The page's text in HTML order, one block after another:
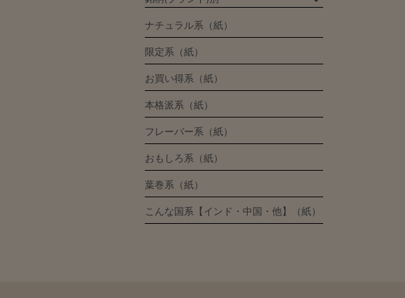
ナチュラル系（紙）
限定系（紙）
お買い得系（紙）
本格派系（紙）
フレーバー系（紙）
おもしろ系（紙）
葉巻系（紙）
こんな国系【インド・中国・他】（紙）